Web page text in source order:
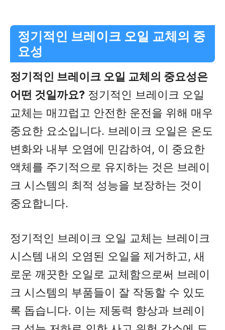
정기적인 브레이크 오일 교체의 중
요성
정기적인 브레이크 오일 교체의 중요성은
어떤 것일까요? 정기적인 브레이크 오일
교체는 매끄럽고 안전한 운전을 위해 매우
중요한 요소입니다. 브레이크 오일은 온도
변화와 내부 오염에 민감하여, 이 중요한
액체를 주기적으로 유지하는 것은 브레이
크 시스템의 최적 성능을 보장하는 것이
중요합니다.
정기적인 브레이크 오일 교체는 브레이크
시스템 내의 오염된 오일을 제거하고, 새
로운 깨끗한 오일로 교체함으로써 브레이
크 시스템의 부품들이 잘 작동할 수 있도
록 돕습니다. 이는 제동력 향상과 브레이